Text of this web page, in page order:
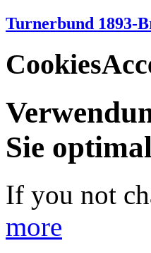
Turnerbund 1893-
Sie
If you not
more